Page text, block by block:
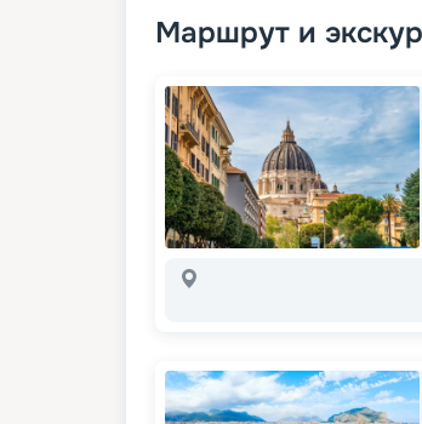
Маршрут и